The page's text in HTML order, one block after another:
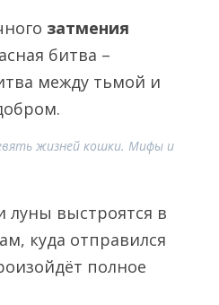
затмения
битва –
между тьмой и
жизней кошки. Мифы и
луны выстроятся в
куда отправился
полное